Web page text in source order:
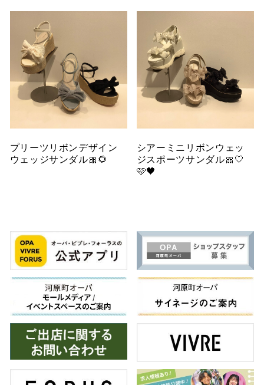
プリーツリボンデザイン
ウェッジサンダル🎀🌻
シアーミニリボンウェッ
ジスポーツサンダル🎀🤍
🩷🖤